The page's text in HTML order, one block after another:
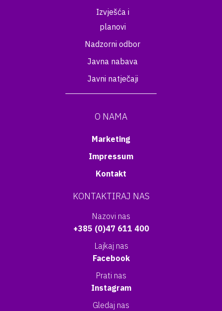
Izvješća i
planovi
Nadzorni odbor
Javna nabava
Javni natječaji
O NAMA
Marketing
Impressum
Kontakt
KONTAKTIRAJ NAS
Nazovi nas
+385 (0)47 611 400
Lajkaj nas
Facebook
Prati nas
Instagram
Gledaj nas